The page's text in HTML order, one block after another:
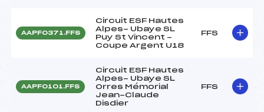
AAPF0371.FFS
Circuit ESF Hautes
Alpes- Ubaye SL
Puy St Vincent -
Coupe Argent U18
FFS
AAPF0101.FFS
Circuit ESF Hautes
Alpes- Ubaye SL
Orres Mémorial
Jean-Claude
Disdier
FFS